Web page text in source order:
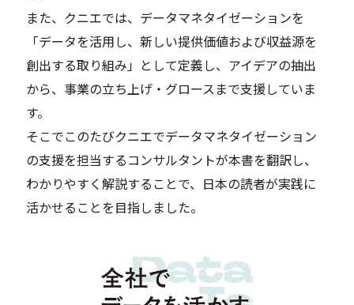
また、クニエでは、データマネタイゼーションを
「データを活用し、新しい提供価値および収益源を
創出する取り組み」として定義し、アイデアの抽出
から、事業の立ち上げ・グロースまで支援していま
す。
そこでこのたびクニエでデータマネタイゼーション
の支援を担当するコンサルタントが本書を翻訳し、
わかりやすく解説することで、日本の読者が実践に
活かせることを目指しました。